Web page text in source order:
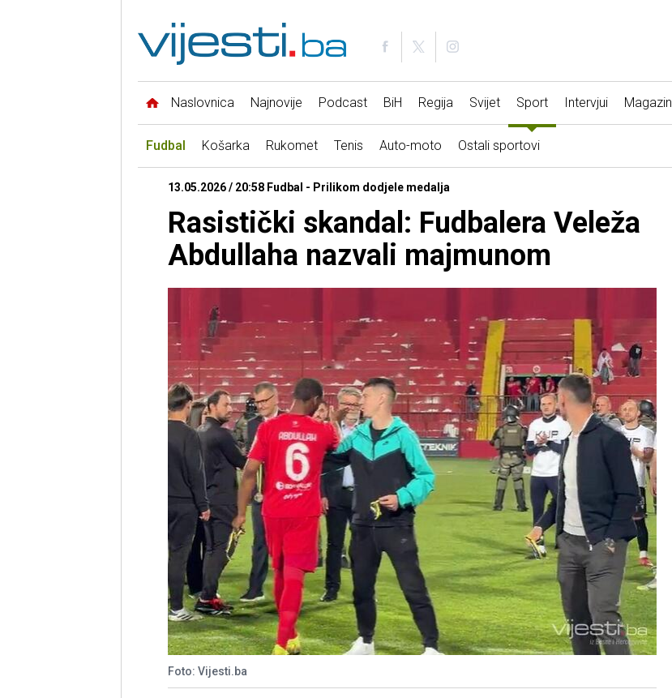
Naslovnica Najnovije Podcast BiH Regija Svijet Sport Intervjui Magazin
Fudbal Košarka Rukomet Tenis Auto-moto Ostali sportovi
13.05.2026 / 20:58 Fudbal - Prilikom dodjele medalja
Rasistički skandal: Fudbalera Veleža
Abdullaha nazvali majmunom
Foto: Vijesti.ba